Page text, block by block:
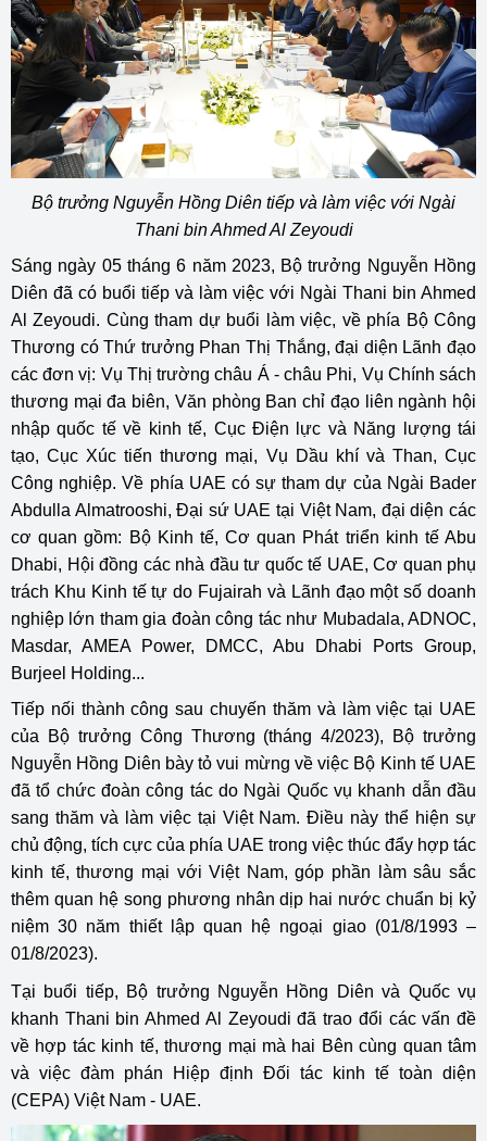
Bộ trưởng Nguyễn Hồng Diên tiếp và làm việc với Ngài
Thani bin Ahmed Al Zeyoudi
Sáng ngày 05 tháng 6 năm 2023, Bộ trưởng Nguyễn Hồng
Diên đã có buổi tiếp và làm việc với Ngài Thani bin Ahmed
Al Zeyoudi. Cùng tham dự buổi làm việc, về phía Bộ Công
Thương có Thứ trưởng Phan Thị Thắng, đại diện Lãnh đạo
các đơn vị: Vụ Thị trường châu Á - châu Phi, Vụ Chính sách
thương mại đa biên, Văn phòng Ban chỉ đạo liên ngành hội
nhập quốc tế về kinh tế, Cục Điện lực và Năng lượng tái
tạo, Cục Xúc tiến thương mại, Vụ Dầu khí và Than, Cục
Công nghiệp. Về phía UAE có sự tham dự của Ngài Bader
Abdulla Almatrooshi, Đại sứ UAE tại Việt Nam, đại diện các
cơ quan gồm: Bộ Kinh tế, Cơ quan Phát triển kinh tế Abu
Dhabi, Hội đồng các nhà đầu tư quốc tế UAE, Cơ quan phụ
trách Khu Kinh tế tự do Fujairah và Lãnh đạo một số doanh
nghiệp lớn tham gia đoàn công tác như Mubadala, ADNOC,
Masdar, AMEA Power, DMCC, Abu Dhabi Ports Group,
Burjeel Holding...
Tiếp nối thành công sau chuyến thăm và làm việc tại UAE
của Bộ trưởng Công Thương (tháng 4/2023), Bộ trưởng
Nguyễn Hồng Diên bày tỏ vui mừng về việc Bộ Kinh tế UAE
đã tổ chức đoàn công tác do Ngài Quốc vụ khanh dẫn đầu
sang thăm và làm việc tại Việt Nam. Điều này thể hiện sự
chủ động, tích cực của phía UAE trong việc thúc đẩy hợp tác
kinh tế, thương mại với Việt Nam, góp phần làm sâu sắc
thêm quan hệ song phương nhân dịp hai nước chuẩn bị kỷ
niệm 30 năm thiết lập quan hệ ngoại giao (01/8/1993 –
01/8/2023).
Tại buổi tiếp, Bộ trưởng Nguyễn Hồng Diên và Quốc vụ
khanh Thani bin Ahmed Al Zeyoudi đã trao đổi các vấn đề
về hợp tác kinh tế, thương mại mà hai Bên cùng quan tâm
và việc đàm phán Hiệp định Đối tác kinh tế toàn diện
(CEPA) Việt Nam - UAE.